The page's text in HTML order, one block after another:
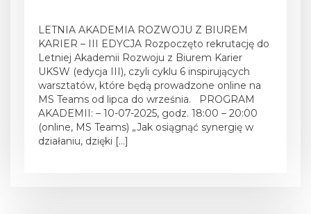
LETNIA AKADEMIA ROZWOJU Z BIUREM
KARIER – III EDYCJA Rozpoczęto rekrutację do
Letniej Akademii Rozwoju z Biurem Karier
UKSW (edycja III), czyli cyklu 6 inspirujących
warsztatów, które będą prowadzone online na
MS Teams od lipca do września. PROGRAM
AKADEMII: – 10-07-2025, godz. 18:00 – 20:00
(online, MS Teams) „Jak osiągnąć synergię w
działaniu, dzięki […]